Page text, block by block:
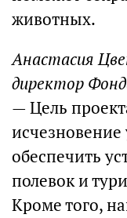
животных.
Анастасия
директор
— Цель
исчезновение
обеспечить
полевок и
Кроме того,